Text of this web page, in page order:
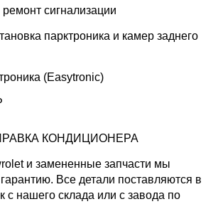
ремонт сигнализации
парктроника и камер заднего
(Easytronic)
КОНДИЦИОНЕРА
и замененные запчасти мы
Все детали поставляются в
с нашего склада или с завода по